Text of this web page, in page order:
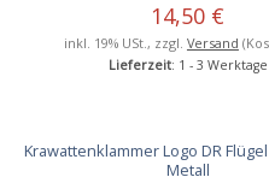
14,50 €
inkl. 19% USt., zzgl. Versand
Lieferzeit: 1 - 3 Werktage
Krawattenklammer Logo DR
Metall